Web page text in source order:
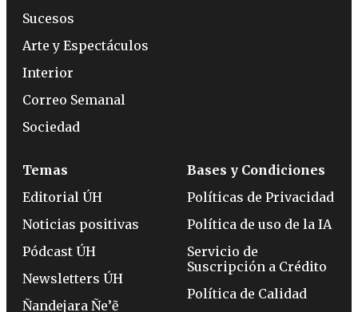
Sucesos
Arte y Espectáculos
Interior
Correo Semanal
Sociedad
Temas
Editorial ÚH
Noticias positivas
Pódcast ÚH
Newsletters ÚH
Ñandejara Ñe’ẽ
Bases y Condiciones
Políticas de Privacidad
Política de uso de la IA
Servicio de
Suscripción a Crédito
Política de Calidad